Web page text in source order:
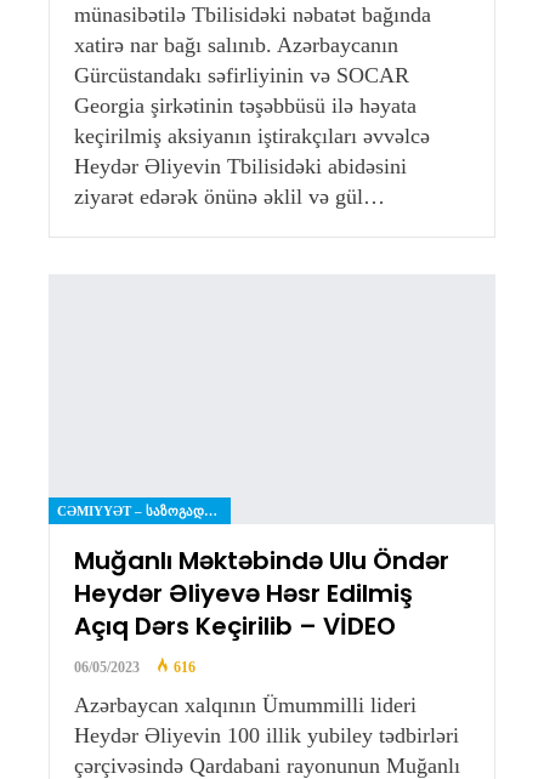
münasibətilə Tbilisidəki nəbatət bağında
xatirə nar bağı salınıb. Azərbaycanın
Gürcüstandakı səfirliyinin və SOCAR
Georgia şirkətinin təşəbbüsü ilə həyata
keçirilmiş aksiyanın iştirakçıları əvvəlcə
Heydər Əliyevin Tbilisidəki abidəsini
ziyarət edərək önünə əklil və gül…
CƏMIYYƏT – ᲡᲐᲖᲝᲒᲐᲓᲝᲔᲑᲐ
Muğanlı Məktəbində Ulu Öndər
Heydər Əliyevə Həsr Edilmiş
Açıq Dərs Keçirilib – VİDEO
06/05/2023 616
Azərbaycan xalqının Ümummilli lideri
Heydər Əliyevin 100 illik yubiley tədbirləri
çərçivəsində Qardabani rayonunun Muğanlı